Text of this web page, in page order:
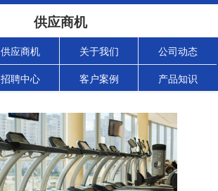
供应商机
供应商机 关于我们 公司动态
招聘中心 客户案例 产品知识